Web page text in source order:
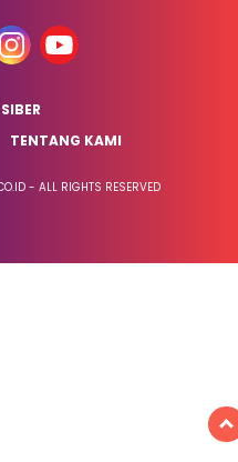
TENTANG KAMI
- ALL RIGHTS RESERVED